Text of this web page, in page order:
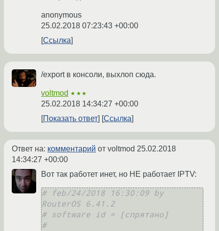
anonymous
25.02.2018 07:23:43 +00:00
Ссылка
/export в консоли, выхлоп сюда.
voltmod ★★★
25.02.2018 14:34:27 +00:00
Показать ответ
Ссылка
Ответ на: комментарий от voltmod 25.02.2018
14:34:27 +00:00
Вот так работет инет, но НЕ работает IPTV:
# feb/24/2018 16:30:09 by
RouterOS 6.41.2
# software id = [спрятано]
#